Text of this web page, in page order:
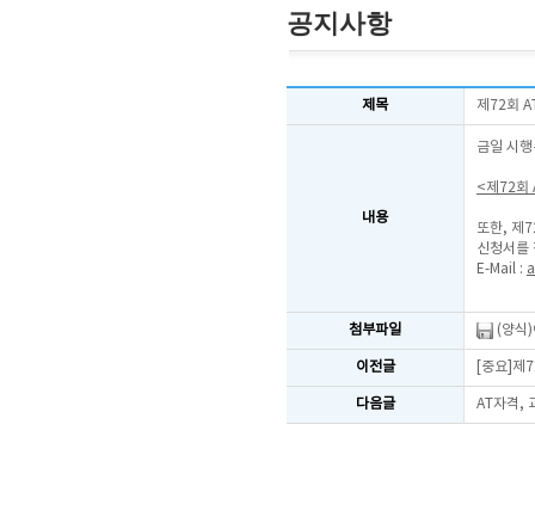
공지사항
제목 제72회
내용
금일 시
<제72회
또한, 제
신청서를
E-Mail :
첨부파일 (양식
이전글 [중요]제
다음글 AT자격,